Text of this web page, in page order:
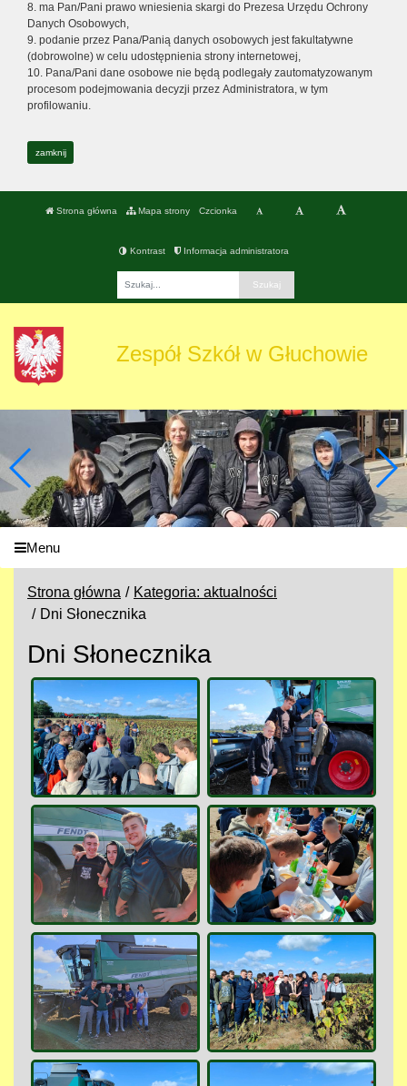
8. ma Pan/Pani prawo wniesienia skargi do Prezesa Urzędu Ochrony
Danych Osobowych,
9. podanie przez Pana/Panią danych osobowych jest fakultatywne
(dobrowolne) w celu udostępnienia strony internetowej,
10. Pana/Pani dane osobowe nie będą podlegały zautomatyzowanym
procesom podejmowania decyzji przez Administratora, w tym
profilowaniu.
zamknij
Strona główna Mapa strony Czcionka
Kontrast Informacja administratora
Zespół Szkół w Głuchowie
Menu
Strona główna
Kategoria: aktualności
Dni Słonecznika
Dni Słonecznika